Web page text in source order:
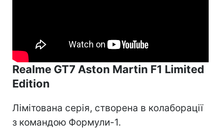
Realme GT7 Aston Martin F1 Limited
Edition
Лімітована серія, створена в колаборації
з командою Формули-1.